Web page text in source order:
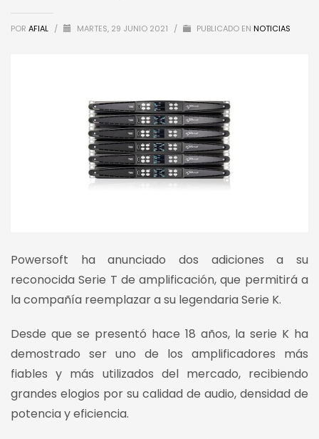
POR AFIAL / MARTES, 29 JUNIO 2021 / PUBLICADO EN NOTICIAS
Powersoft ha anunciado dos adiciones a su
reconocida Serie T de amplificación, que permitirá a
la compañía reemplazar a su legendaria Serie K.
Desde que se presentó hace 18 años, la serie K ha
demostrado ser uno de los amplificadores más
fiables y más utilizados del mercado, recibiendo
grandes elogios por su calidad de audio, densidad de
potencia y eficiencia.